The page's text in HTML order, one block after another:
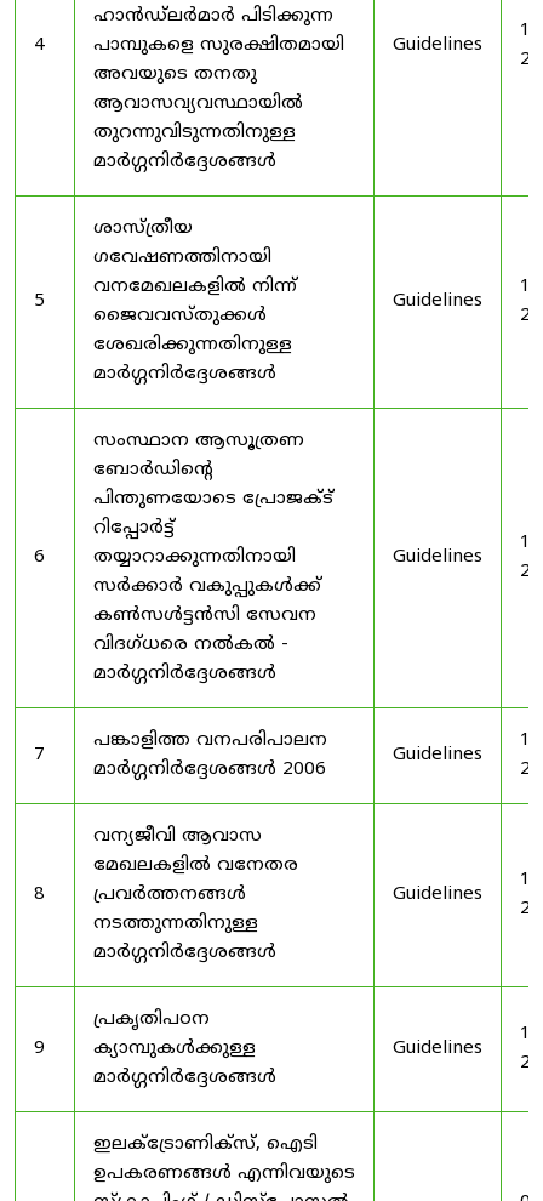
4
ഹാൻഡ്‌ലർമാർ പിടിക്കുന്ന
പാമ്പുകളെ സുരക്ഷിതമായി
അവയുടെ തനതു
ആവാസവ്യവസ്ഥായിൽ
തുറന്നുവിടുന്നതിനുള്ള
മാർഗ്ഗനിർദ്ദേശങ്ങൾ
Guidelines
5
ശാസ്ത്രീയ
ഗവേഷണത്തിനായി
വനമേഖലകളിൽ നിന്ന്
ജൈവവസ്തുക്കൾ
ശേഖരിക്കുന്നതിനുള്ള
മാർഗ്ഗനിർദ്ദേശങ്ങൾ
Guidelines
6
സംസ്ഥാന ആസൂത്രണ
ബോർഡിൻ്റെ
പിന്തുണയോടെ പ്രോജക്ട്
റിപ്പോർട്ട്
തയ്യാറാക്കുന്നതിനായി
സർക്കാർ വകുപ്പുകൾക്ക്
കൺസൾട്ടൻസി സേവന
വിദഗ്ധരെ നൽകൽ -
മാർഗ്ഗനിർദ്ദേശങ്ങൾ
Guidelines
7
പങ്കാളിത്ത വനപരിപാലന
മാർഗ്ഗനിർദ്ദേശങ്ങൾ 2006
Guidelines
8
വന്യജീവി ആവാസ
മേഖലകളിൽ വനേതര
പ്രവർത്തനങ്ങൾ
നടത്തുന്നതിനുള്ള
മാർഗ്ഗനിർദ്ദേശങ്ങൾ
Guidelines
9
പ്രകൃതിപഠന
ക്യാമ്പുകൾക്കുള്ള
മാർഗ്ഗനിർദ്ദേശങ്ങൾ
Guidelines
ഇലക്‌ട്രോണിക്‌സ്, ഐടി
ഉപകരണങ്ങൾ എന്നിവയുടെ